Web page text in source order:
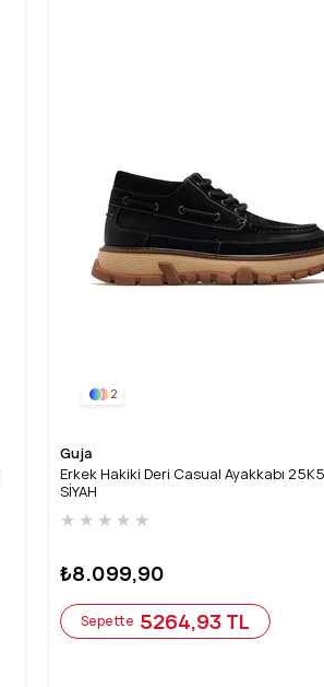
2
Guja
Erkek Hakiki Deri Casual Ayakkabı
SİYAH
★ ★ ★ ★ ★
₺8.099,90
Sepette 5264,93 TL